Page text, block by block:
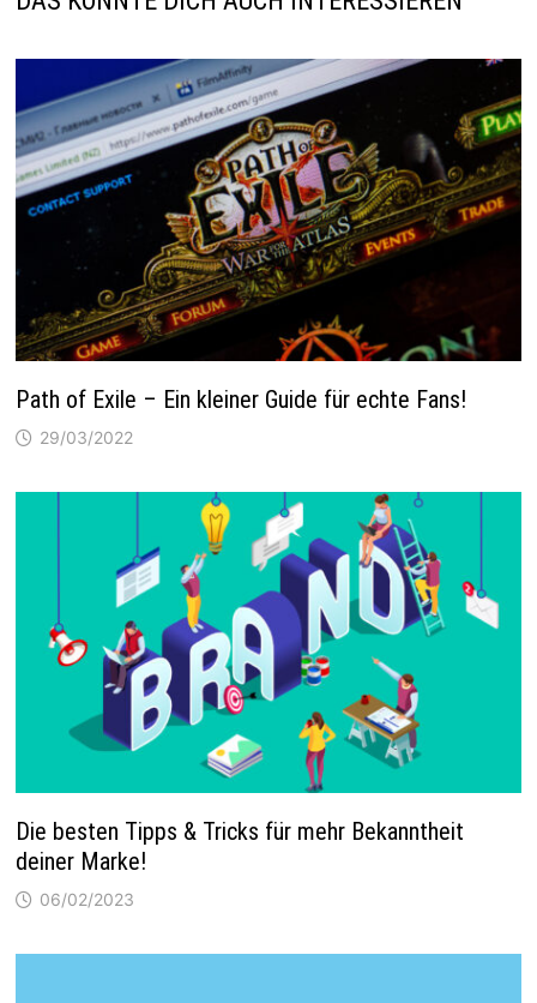
Path of Exile – Ein kleiner Guide für echte Fans!
29/03/2022
Die besten Tipps & Tricks für mehr Bekanntheit
deiner Marke!
06/02/2023